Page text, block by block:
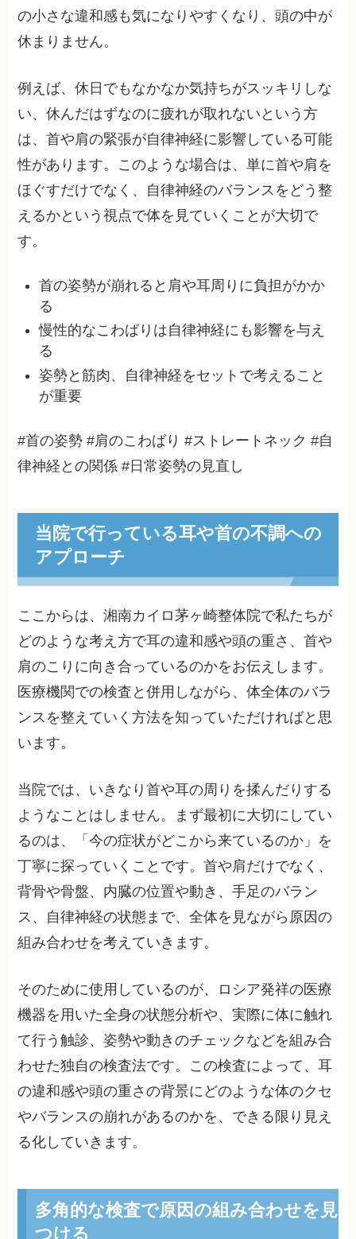
の小さな違和感も気になりやすくなり、頭の中が
休まりません。
例えば、休日でもなかなか気持ちがスッキリしな
い、休んだはずなのに疲れが取れないという方
は、首や肩の緊張が自律神経に影響している可能
性があります。このような場合は、単に首や肩を
ほぐすだけでなく、自律神経のバランスをどう整
えるかという視点で体を見ていくことが大切で
す。
首の姿勢が崩れると肩や耳周りに負担がかか
る
慢性的なこわばりは自律神経にも影響を与え
る
姿勢と筋肉、自律神経をセットで考えること
が重要
#首の姿勢 #肩のこわばり #ストレートネック #自
律神経との関係 #日常姿勢の見直し
当院で行っている耳や首の不調への
アプローチ
ここからは、湘南カイロ茅ヶ崎整体院で私たちが
どのような考え方で耳の違和感や頭の重さ、首や
肩のこりに向き合っているのかをお伝えします。
医療機関での検査と併用しながら、体全体のバラ
ンスを整えていく方法を知っていただければと思
います。
当院では、いきなり首や耳の周りを揉んだりする
ようなことはしません。まず最初に大切にしてい
るのは、「今の症状がどこから来ているのか」を
丁寧に探っていくことです。首や肩だけでなく、
背骨や骨盤、内臓の位置や動き、手足のバラン
ス、自律神経の状態まで、全体を見ながら原因の
組み合わせを考えていきます。
そのために使用しているのが、ロシア発祥の医療
機器を用いた全身の状態分析や、実際に体に触れ
て行う触診、姿勢や動きのチェックなどを組み合
わせた独自の検査法です。この検査によって、耳
の違和感や頭の重さの背景にどのような体のクセ
やバランスの崩れがあるのかを、できる限り見え
る化していきます。
多角的な検査で原因の組み合わせを見
つける